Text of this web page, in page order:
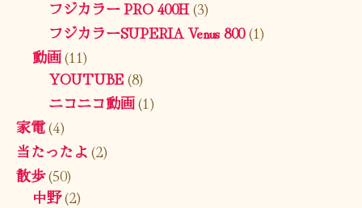
フジカラー PRO 400H(3)
フジカラーSUPERIA Venus 800(1)
動画(11)
YOUTUBE(8)
ニコニコ動画(1)
家電(4)
当たったよ(2)
散歩(50)
中野(2)